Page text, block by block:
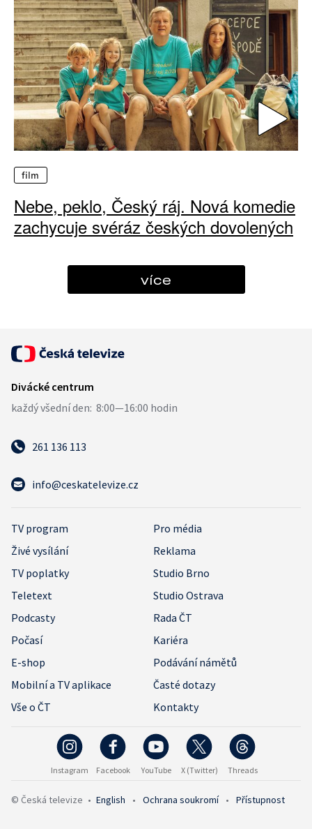
film
Nebe, peklo, Český ráj. Nová komedie
zachycuje svéráz českých dovolených
více
261 136 113
info@ceskatelevize.cz
TV program
Pro média
Živé vysílání
Reklama
TV poplatky
Studio Brno
Teletext
Studio Ostrava
Podcasty
Rada ČT
Počasí
Kariéra
E-shop
Podávání námětů
Mobilní a TV aplikace
Časté dotazy
Vše o ČT
Kontakty
Instagram Facebook YouTube X (Twitter) Threads
© Česká televize • English • Ochrana soukromí • Přístupnost